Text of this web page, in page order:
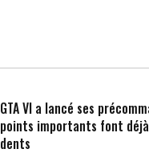
GTA VI a lancé ses
points importants font
dents